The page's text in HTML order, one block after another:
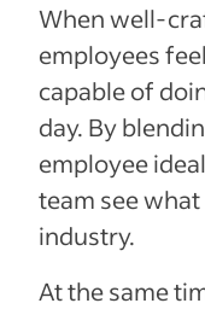
When well-
employees
capable of
day. By
employee
team see
industry.
At the same